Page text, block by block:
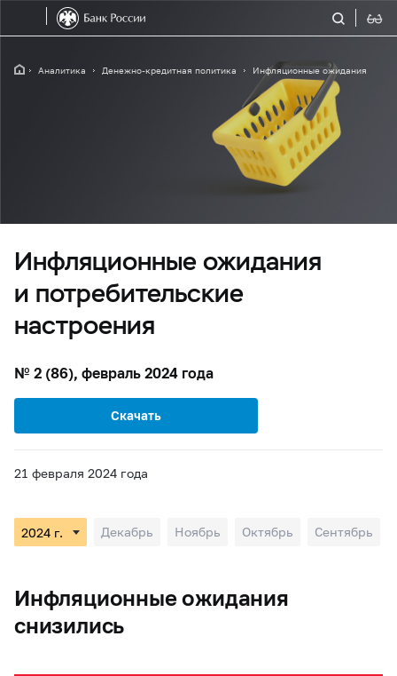
Аналитика Денежно-кредитная политика Инфляционные ожидания
Инфляционные ожидания
и потребительские
настроения
№ 2 (86), февраль 2024 года
Скачать
21 февраля 2024 года
Декабрь Ноябрь Октябрь Сентябрь
Инфляционные ожидания
снизились